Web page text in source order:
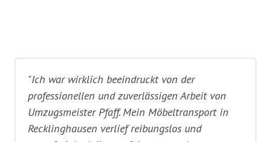
"Ich war wirklich beeindruckt von der
professionellen und zuverlässigen Arbeit von
Umzugsmeister Pfaff. Mein Möbeltransport in
Recklinghausen verlief reibungslos und